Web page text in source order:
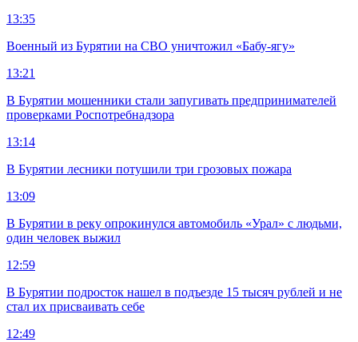
13:35
Военный из Бурятии на СВО уничтожил «Бабу-ягу»
13:21
В Бурятии мошенники стали запугивать предпринимателей
проверками Роспотребнадзора
13:14
В Бурятии лесники потушили три грозовых пожара
13:09
В Бурятии в реку опрокинулся автомобиль «Урал» с людьми,
один человек выжил
12:59
В Бурятии подросток нашел в подъезде 15 тысяч рублей и не
стал их присваивать себе
12:49